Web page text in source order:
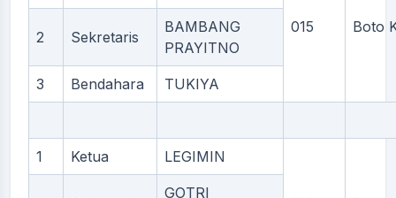
015 Boto
2 Sekretaris
BAMBANG
PRAYITNO
3 Bendahara TUKIYA
1 Ketua LEGIMIN
GOTRI